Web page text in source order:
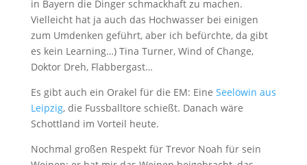
in Bayern die Dinger schmackhaft zu machen.
Vielleicht hat ja auch das Hochwasser bei einigen
zum Umdenken geführt, aber ich befürchte, da gibt
es kein Learning…) Tina Turner, Wind of Change,
Doktor Dreh, Flabbergast…
Es gibt auch ein Orakel für die EM: Eine Seelöwin aus
Leipzig, die Fussballtore schießt. Danach wäre
Schottland im Vorteil heute.
Nochmal großen Respekt für Trevor Noah für sein